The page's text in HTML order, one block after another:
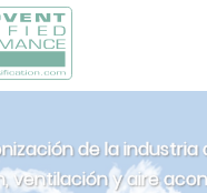
de la industria
ventilación y aire